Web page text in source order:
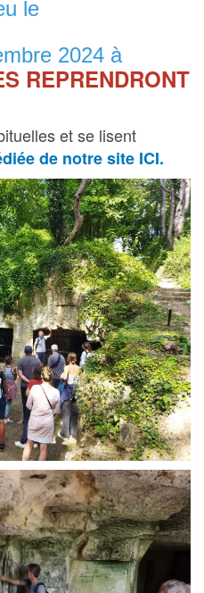
le
2024 à
REPRENDRONT
et se lisent
de notre site ICI.